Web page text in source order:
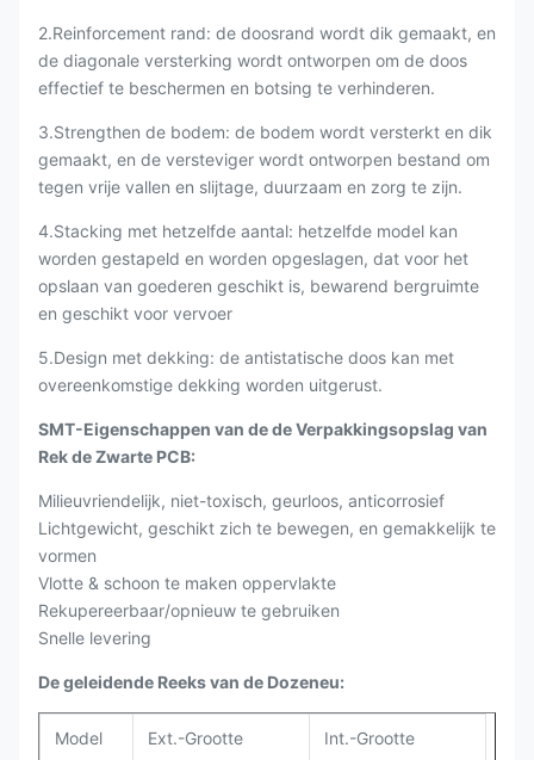
2.Reinforcement rand: de doosrand wordt dik gemaakt, en
de diagonale versterking wordt ontworpen om de doos
effectief te beschermen en botsing te verhinderen.
3.Strengthen de bodem: de bodem wordt versterkt en dik
gemaakt, en de versteviger wordt ontworpen bestand om
tegen vrije vallen en slijtage, duurzaam en zorg te zijn.
4.Stacking met hetzelfde aantal: hetzelfde model kan
worden gestapeld en worden opgeslagen, dat voor het
opslaan van goederen geschikt is, bewarend bergruimte
en geschikt voor vervoer
5.Design met dekking: de antistatische doos kan met
overeenkomstige dekking worden uitgerust.
SMT-Eigenschappen van de de Verpakkingsopslag van
Rek de Zwarte PCB:
Milieuvriendelijk, niet-toxisch, geurloos, anticorrosief
Lichtgewicht, geschikt zich te bewegen, en gemakkelijk te
vormen
Vlotte & schoon te maken oppervlakte
Rekupereerbaar/opnieuw te gebruiken
Snelle levering
De geleidende Reeks van de Dozeneu:
Model Ext.-Grootte Int.-Grootte